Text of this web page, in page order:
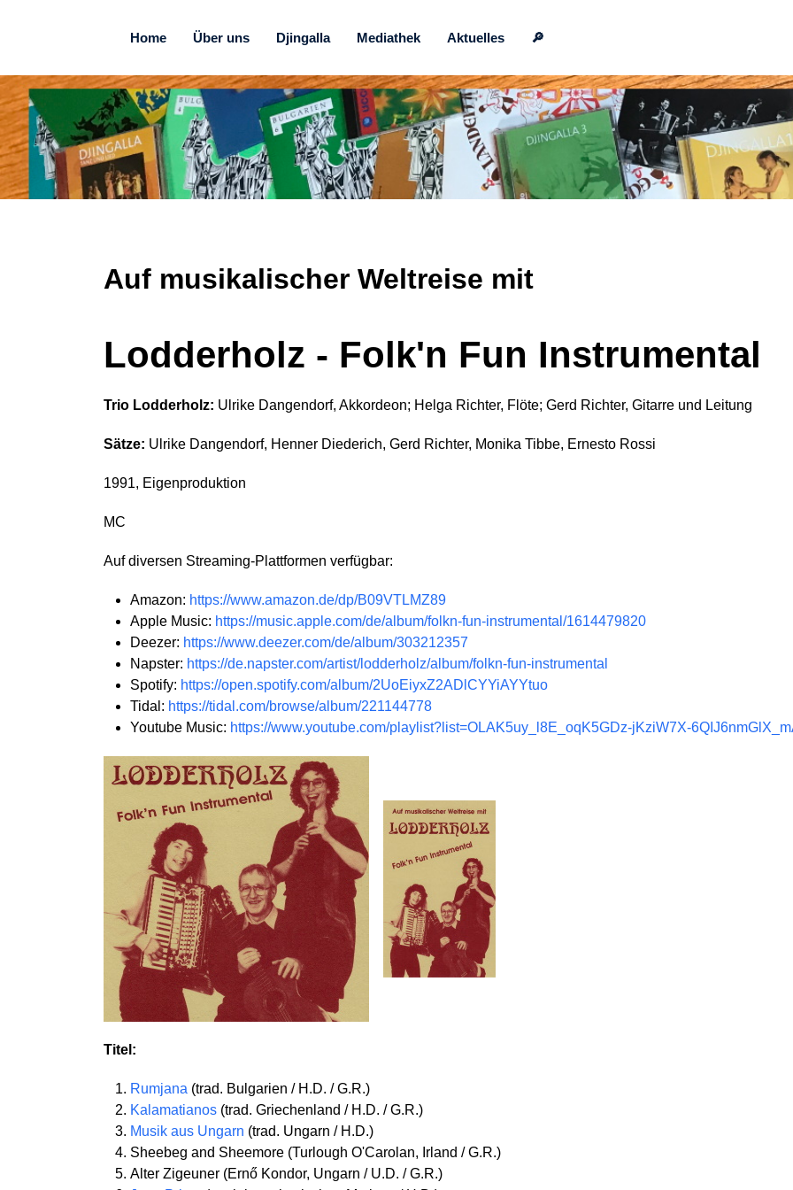
Home Über uns Djingalla Mediathek Aktuelles 🔎
Auf musikalischer Weltreise mit
Lodderholz - Folk'n Fun Instrumental
Trio Lodderholz: Ulrike Dangendorf, Akkordeon; Helga Richter, Flöte; Gerd Richter, Gitarre und Leitung
Sätze: Ulrike Dangendorf, Henner Diederich, Gerd Richter, Monika Tibbe, Ernesto Rossi
1991, Eigenproduktion
MC
Auf diversen Streaming-Plattformen verfügbar:
Amazon: https://www.amazon.de/dp/B09VTLMZ89
Apple Music: https://music.apple.com/de/album/folkn-fun-instrumental/1614479820
Deezer: https://www.deezer.com/de/album/303212357
Napster: https://de.napster.com/artist/lodderholz/album/folkn-fun-instrumental
Spotify: https://open.spotify.com/album/2UoEiyxZ2ADlCYYiAYYtuo
Tidal: https://tidal.com/browse/album/221144778
Youtube Music: https://www.youtube.com/playlist?list=OLAK5uy_l8E_oqK5GDz-jKziW7X-
Titel:
Rumjana (trad. Bulgarien / H.D. / G.R.)
Kalamatianos (trad. Griechenland / H.D. / G.R.)
Musik aus Ungarn (trad. Ungarn / H.D.)
Sheebeg and Sheemore (Turlough O'Carolan, Irland / G.R.)
Alter Zigeuner (Ernő Kondor, Ungarn / U.D. / G.R.)